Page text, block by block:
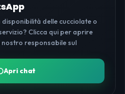
delle cucciolate o
Clicca qui per aprire
responsabile sul
Apri chat